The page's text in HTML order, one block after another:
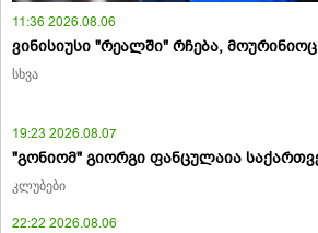
11:36 2026.08.06
ვინისიუსი "რეალში" რჩება,
სხვა
19:23 2026.08.07
"გონიომ" გიორგი ფანცულაია
კლუბები
22:22 2026.08.06